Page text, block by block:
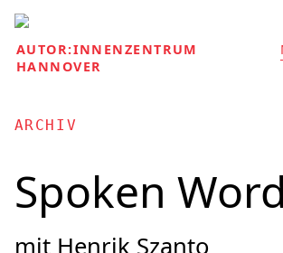
AUTOR:INNENZENTRUM
HANNOVER
ARCHIV
Spoken Word
mit Henrik Szanto